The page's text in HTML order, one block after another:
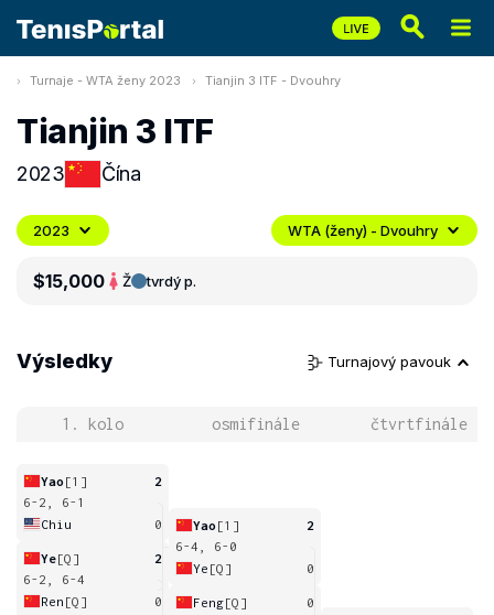
Turnaje - WTA ženy 2023 Tianjin 3 ITF - Dvouhry
Tianjin 3 ITF
2023 Čína
2023 WTA (ženy) - Dvouhry
$15,000 Ž tvrdý p.
Výsledky Turnajový pavouk
1. kolo osmifinále čtvrtfinále
Yao [1]
2
6-2, 6-1
Chiu
0
Ye[Q]
2
6-2, 6-4
Ren [Q] 0
Yao [1]
2
6-4, 6-0
Ye [Q] 0
Feng[Q]
0